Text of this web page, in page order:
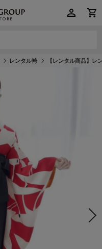
レンタル袴 【レンタル商品】レ